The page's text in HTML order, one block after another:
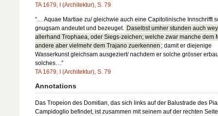
TA 1679, I (Architektur), S. 79
“… Aquae Martiae zu/ gleichwie auch eine Capitolinische Innschrifft
gnugsam andeutet und bezeuget. Daselbst umher stunden auch
allerhand Trophaea, oder Siegs-zeichen; welche zwar manche dem
andere aber vielmehr dem Trajano zuerkennen ; damit er diejenige
Wasserkunst gleichsam ausgeziert/ nachdem er solche grösser
solches…”
TA 1679, I (Architektur), S. 79
Annotations
Das Tropeion des Domitian, das sich links auf der Balustrade des
Campidoglio befindet, ist zusammen mit seinem auf der rechten Seite